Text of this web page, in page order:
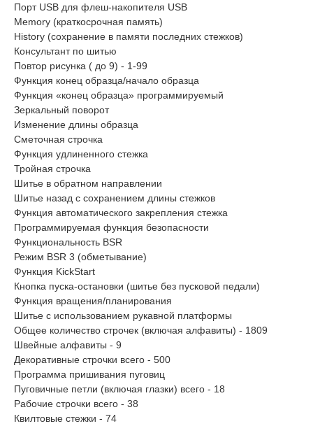
Порт USB для флеш-накопителя USB
Memory (краткосрочная память)
History (сохранение в памяти последних стежков)
Консультант по шитью
Повтор рисунка ( до 9) - 1-99
Функция конец образца/начало образца
Функция «конец образца» программируемый
Зеркальный поворот
Изменение длины образца
Сметочная строчка
Функция удлиненного стежка
Тройная строчка
Шитье в обратном направлении
Шитье назад с сохранением длины стежков
Функция автоматического закрепления стежка
Программируемая функция безопасности
Функциональность BSR
Режим BSR 3 (обметывание)
Функция KickStart
Кнопка пуска-остановки (шитье без пусковой педали)
Функция вращения/планирования
Шитье с использованием рукавной платформы
Общее количество строчек (включая алфавиты) - 1809
Швейные алфавиты - 9
Декоративные строчки всего - 500
Программа пришивания пуговиц
Пуговичные петли (включая глазки) всего - 18
Рабочие строчки всего - 38
Квилтовые стежки - 74